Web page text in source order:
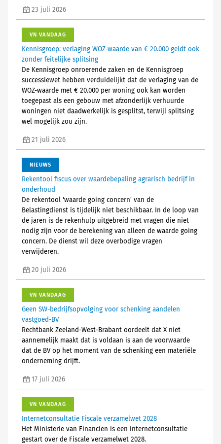
23 juli 2026
VN VANDAAG
Kennisgroep: verlaging WOZ-waarde van € 20.000 geldt ook
zonder feitelijke splitsing
De Kennisgroep onroerende zaken en de Kennisgroep
successiewet hebben verduidelijkt dat de verlaging van de
WOZ-waarde met € 20.000 per woning ook kan worden
toegepast als een gebouw met afzonderlijk verhuurde
woningen niet daadwerkelijk is gesplitst, terwijl splitsing
wel mogelijk zou zijn.
21 juli 2026
NIEUWS
Rekentool fiscus over waardebepaling agrarisch bedrijf in
onderhoud
De rekentool 'waarde going concern' van de
Belastingdienst is tijdelijk niet beschikbaar. In de loop van
de jaren is de rekenhulp uitgebreid met vragen die niet
nodig zijn voor de berekening van alleen de waarde going
concern. De dienst wil deze overbodige vragen
verwijderen.
20 juli 2026
VN VANDAAG
Geen SW-bedrijfsopvolging voor schenking aandelen
vastgoed-BV
Rechtbank Zeeland-West-Brabant oordeelt dat X niet
aannemelijk maakt dat is voldaan is aan de voorwaarde
dat de BV op het moment van de schenking een materiële
onderneming drijft.
17 juli 2026
VN VANDAAG
Internetconsultatie Fiscale verzamelwet 2028
Het Ministerie van Financiën is een internetconsultatie
gestart over de Fiscale verzamelwet 2028.